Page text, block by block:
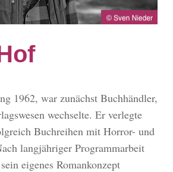
1962, war zunächst Buchhändler,
wechselte. Er verlegte
Buchreihen mit Horror- und
langjähriger Programmarbeit
eigenes Romankonzept